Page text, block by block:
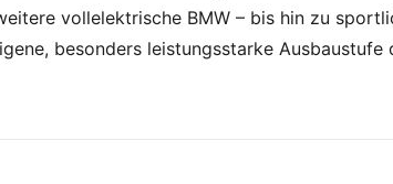
vollelektrische BMW – bis hin zu
besonders leistungsstarke Ausbaustufe